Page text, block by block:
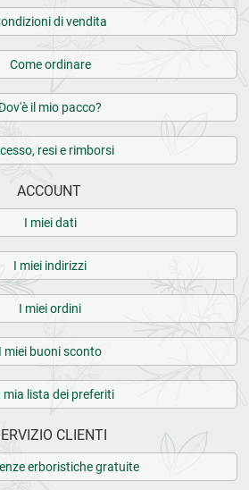
di vendita
Come ordinare
Dov'è il mio pacco?
resi e rimborsi
ACCOUNT
I miei dati
I miei indirizzi
I miei ordini
I miei buoni sconto
mia lista dei preferiti
CLIENTI
erboristiche gratuite